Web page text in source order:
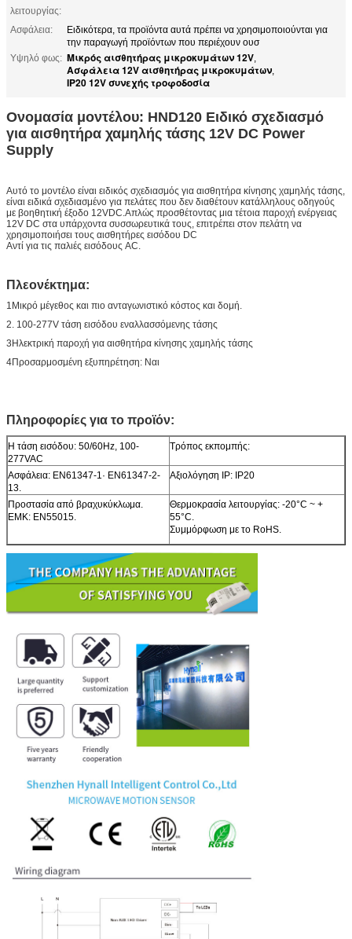
λειτουργίας:
Ασφάλεια:
Ειδικότερα, τα προϊόντα αυτά πρέπει να χρησιμοποιούνται για
την παραγωγή προϊόντων που περιέχουν ουσ
Υψηλό φως: Μικρός αισθητήρας μικροκυμάτων 12V,
Ασφάλεια 12V αισθητήρας μικροκυμάτων,
IP20 12V συνεχής τροφοδοσία
Ονομασία μοντέλου: HND120 Ειδικό σχεδιασμό
για αισθητήρα χαμηλής τάσης 12V DC Power
Supply
Αυτό το μοντέλο είναι ειδικός σχεδιασμός για αισθητήρα κίνησης χαμηλής τάσης,
είναι ειδικά σχεδιασμένο για πελάτες που δεν διαθέτουν κατάλληλους οδηγούς
με βοηθητική έξοδο 12VDC.Απλώς προσθέτοντας μια τέτοια παροχή ενέργειας
12V DC στα υπάρχοντα συσσωρευτικά τους, επιτρέπει στον πελάτη να
χρησιμοποιήσει τους αισθητήρες εισόδου DC
Αντί για τις παλιές εισόδους AC.
Πλεονέκτημα:
1Μικρό μέγεθος και πιο ανταγωνιστικό κόστος και δομή.
2. 100-277V τάση εισόδου εναλλασσόμενης τάσης
3Ηλεκτρική παροχή για αισθητήρα κίνησης χαμηλής τάσης
4Προσαρμοσμένη εξυπηρέτηση: Ναι
Πληροφορίες για το προϊόν:
Η τάση εισόδου: 50/60Hz, 100-
277VAC
Τρόπος εκπομπής:
Ασφάλεια: EN61347-1· EN61347-2-
13.
Αξιολόγηση IP: IP20
Προστασία από βραχυκύκλωμα.
ΕΜΚ: EN55015.
Θερμοκρασία λειτουργίας: -20°C ~ +
55°C.
Συμμόρφωση με το RoHS.